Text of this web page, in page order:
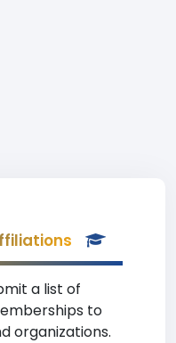
a list of
to
organizations.